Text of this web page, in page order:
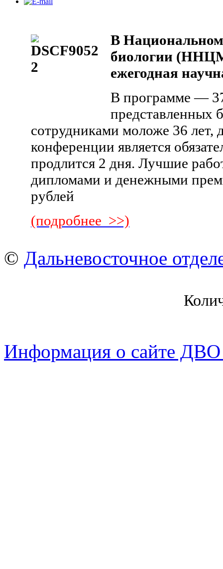
В
биологии
ежегодная
В программе —
представленных
сотрудниками моложе 36 лет,
конференции является
продлится 2 дня. Лучшие
дипломами и денежными
рублей
(подробнее >>)
© Дальневосточное
Информация о сайте